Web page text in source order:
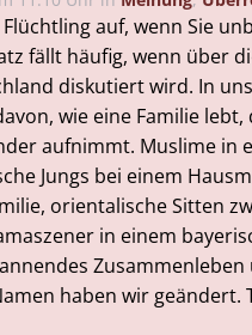
auf, wenn Sie
fällt häufig, wenn über
diskutiert wird. In
wie eine Familie lebt,
aufnimmt. Muslime in
Jungs bei einem
orientalische Sitten
in einem
Zusammenleben
haben wir geändert.